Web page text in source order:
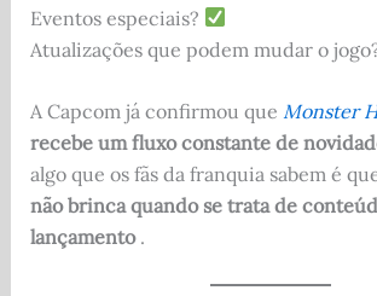
Eventos especiais?
Atualizações que podem mudar o
A Capcom já confirmou que Monster
recebe um fluxo constante de
algo que os fãs da franquia sabem é
não brinca quando se trata de
lançamento.